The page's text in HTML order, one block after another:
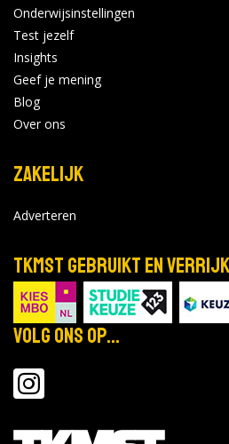
Onderwijsinstellingen
Test jezelf
Insights
Geef je mening
Blog
Over ons
Zakelijk
Adverteren
TKMST gebruikt en
Volg ons op...